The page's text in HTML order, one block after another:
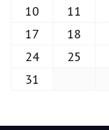
10
11
17
18
24
25
31